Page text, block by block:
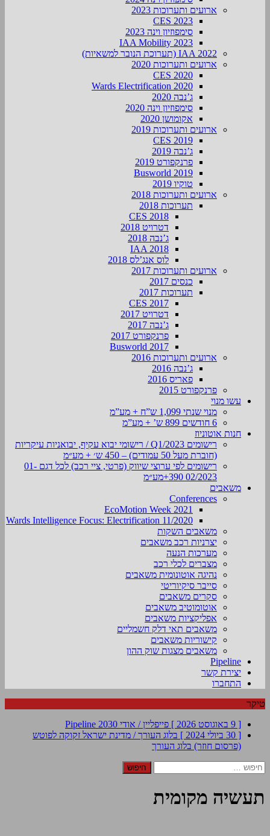
ארועים ותערוכות 2023
CES 2023
סימפוזיון וינה 2023
IAA Mobility 2023
IAA 2022 (תערוכת הנובר למשאיות)
ארועים ותערוכות 2020
CES 2020
Wards Electrification 2020
ג’נבה 2020
סימפוזיון וינה 2020
אקומושן 2020
ארועים ותערוכות 2019
CES 2019
ג’נבה 2019
פרנקפורט 2019
Busworld 2019
טוקיו 2019
ארועים ותערוכות 2018
תערוכות 2018
CES 2018
דטרויט 2018
ג’נבה 2018
IAA 2018
לוס אנג’לס 2018
ארועים ותערוכות 2017
כנסים 2017
תערוכות 2017
CES 2017
דטרויט 2017
ג’נבה 2017
פרנקפורט 2017
Busworld 2017
ארועים ותערוכות 2016
ג’נבה 2016
פאריס 2016
פרנקפורט 2015
עשו מנוי
מנוי שנתי 1,099 ש”ח + מע”מ
6 חודשים 899 ש’ + מע”מ
חנות אוטוניוז
רישומים Q1/2023 / רישומי יבוא עקיף, יבואניות עיקריות
(חוברת מעל 50 עמודים) – 450 ש׳ + מע״מ
רישומים לפי ערוצי שיווק (פרטי, ציי רכב) לכל דגם 01-
02/2023 390+מע״מ
משאבים
Conferences
EcoMotion Week 2021
Wards Intelligence Focus: Electrification 11/2020
משאבים השקות
יצרניות רכב משאבים
מערכות הנעה
מצברים לכלי רכב
נהיגה אוטונומית משאבים
סייבר סיקיוריטי
סקרים משאבים
אוטומוטיב משאבים
אפליקציות משאבים
משאבים תאי דלק חשמליים
קישוריות משאבים
משאבים מצגות שוק ההון
Pipeline
יצירת קשר
התחברו
טיקר
[ 9 באוגוסט 2026 ]
פייפליין / אודי 2030
Pipeline
[ 30 ביולי 2024 ]
בלוג העורך / מדינת ישראל זקוקה לפוטש
(פרסום חוזר) בלוג העורך
חיפוש:
תעשיה מקומית